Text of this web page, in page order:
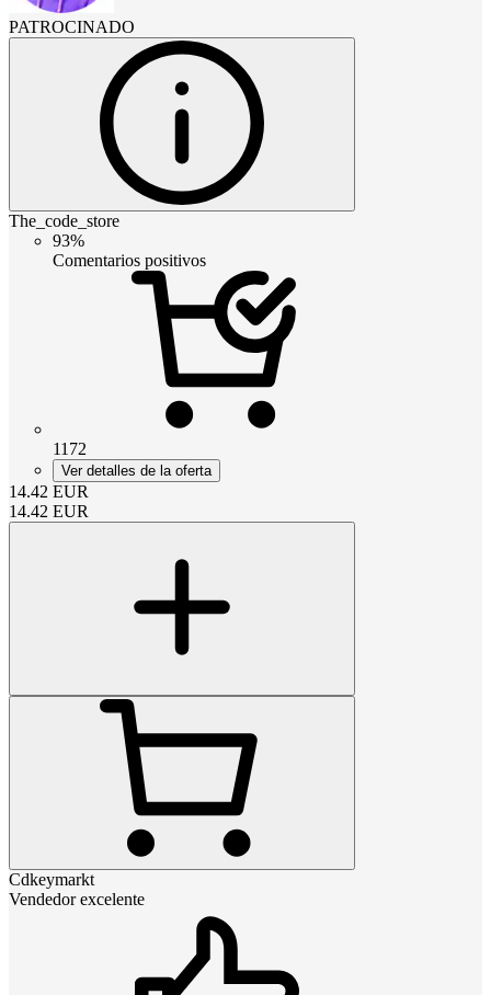
PATROCINADO
The_code_store
93%
Comentarios positivos
1172
Ver detalles de la oferta
14.42 EUR
14.42 EUR
Cdkeymarkt
Vendedor excelente